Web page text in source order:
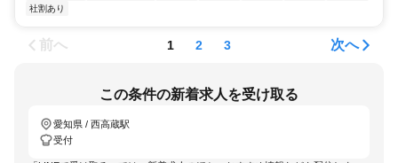
社割あり
前へ 1 2 3 次へ
この条件の新着求人を受け取る
愛知県 / 西高蔵駅
受付